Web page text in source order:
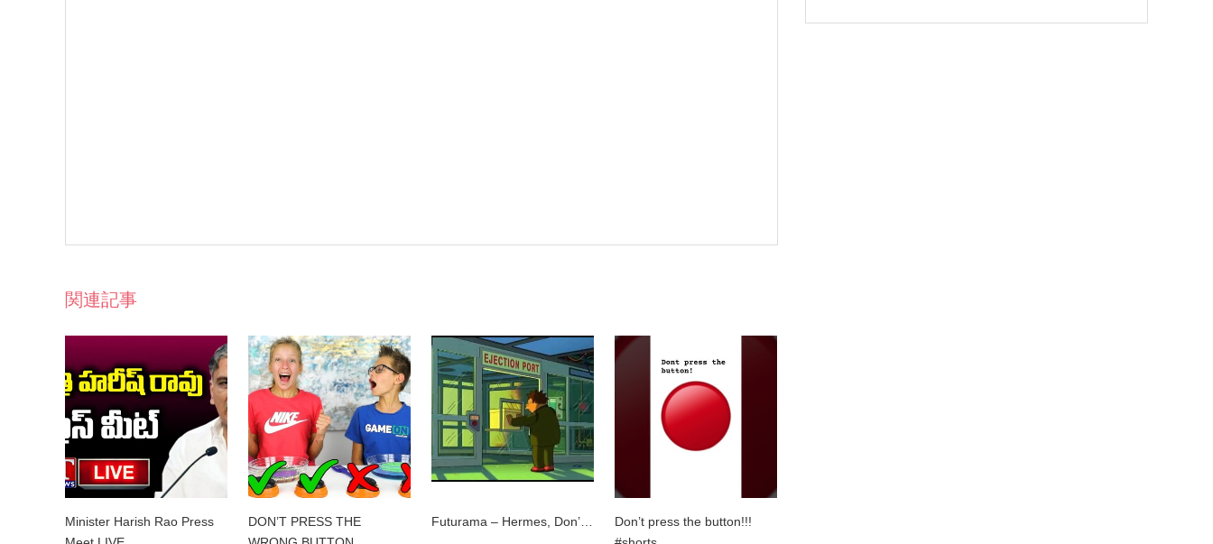
関連記事
Minister Harish Rao Press
DON’T PRESS THE
Futurama – Hermes, Don’…
Don’t press the button!!!